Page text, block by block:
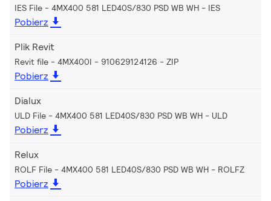
IES File - 4MX400 581 LED40S/830 PSD WB WH IES
Pobierz
Plik Revit
Revit file - 4MX400I - 910629124126 ZIP
Pobierz
Dialux
ULD File - 4MX400 581 LED40S/830 PSD WB WH ULD
Pobierz
Relux
ROLF File - 4MX400 581 LED40S/830 PSD WB WH ROLFZ
Pobierz